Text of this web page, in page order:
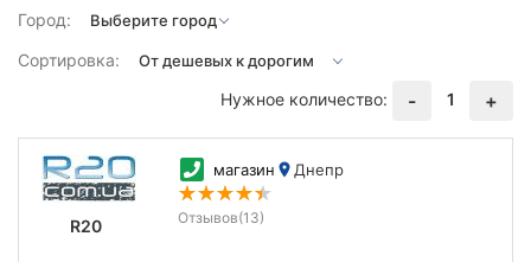
Город:
Сортировка:
Нужное количество:
- 1 +
R20
магазин Днепр
Отзывов(13)